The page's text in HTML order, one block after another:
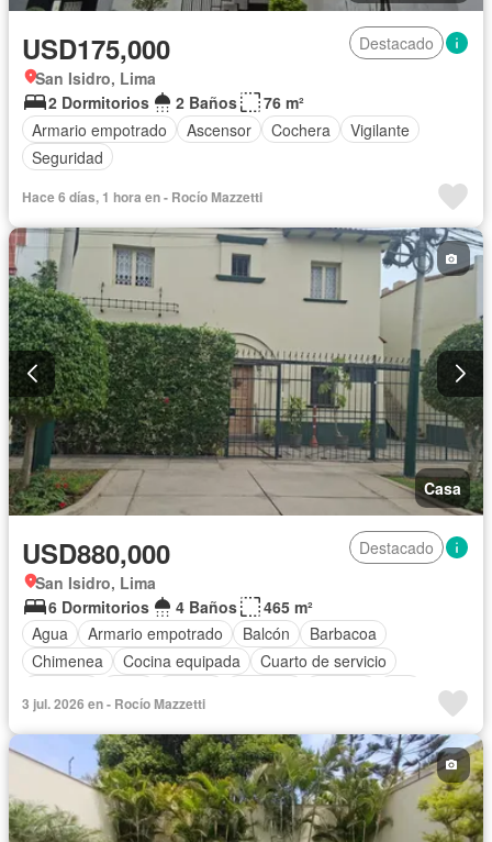
USD175,000
Destacado
San Isidro, Lima
2 Dormitorios
2 Baños
76 m²
Armario empotrado
Ascensor Cochera
Vigilante
Seguridad
Hace 6 días, 1 hora en - Rocío Mazzetti
Casa
USD880,000
Destacado
San Isidro, Lima
6 Dormitorios
4 Baños
465 m²
Agua
Armario empotrado Balcón
Barbacoa
Chimenea
Cocina equipada
Cuarto de servicio
3 jul. 2026 en - Rocío Mazzetti